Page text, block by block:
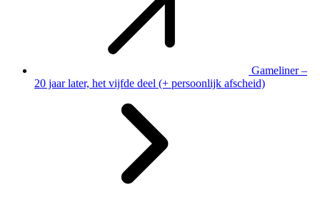
Gameliner –
20 jaar later, het vijfde deel (+ persoonlijk afscheid)